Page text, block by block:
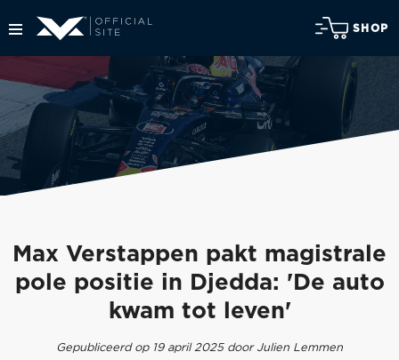
SHOP
Max Verstappen pakt magistrale
pole positie in Djedda: 'De auto
kwam tot leven'
Gepubliceerd op 19 april 2025 door Julien Lemmen